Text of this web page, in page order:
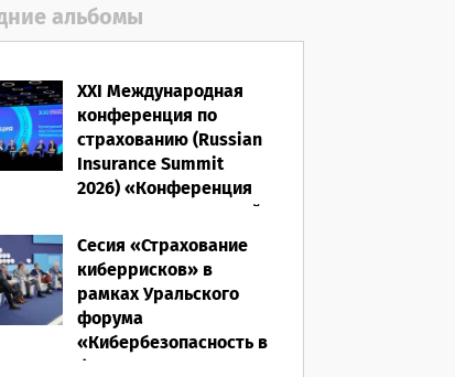
альбомы
XXI Международная
конференция по
страхованию (Russian
Insurance Summit
2026) «Конференция
ВСС-2026: Культурный
код страхования/
Человеческий
фактор»
28.05.2026
Сесия «Страхование
киберрисков» в
рамках Уральского
форума
«Кибербезопасность в
финансах» 2026